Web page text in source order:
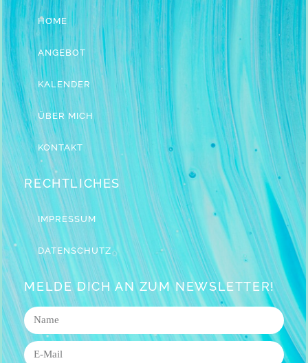
HOME
ANGEBOT
KALENDER
ÜBER MICH
KONTAKT
RECHTLICHES
IMPRESSUM
DATENSCHUTZ
MELDE DICH AN ZUM NEWSLETTER!